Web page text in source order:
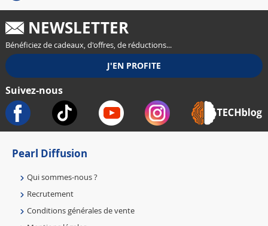
NEWSLETTER
Bénéficiez de cadeaux, d'offres, de réductions...
Suivez-nous
Pearl Diffusion
Qui sommes-nous ?
Recrutement
Conditions générales de vente